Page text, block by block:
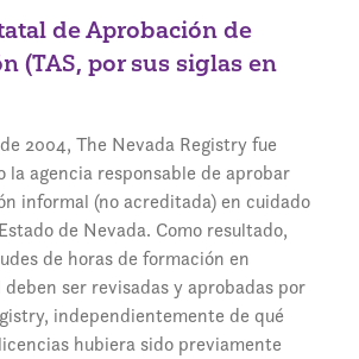
de Aprobación de
(TAS, por sus siglas en
2004, The Nevada Registry fue
la agencia responsable de aprobar
informal (no acreditada) en cuidado
de Nevada. Como resultado,
de horas de formación en
ser revisadas y aprobadas por
independientemente de qué
hubiera sido previamente